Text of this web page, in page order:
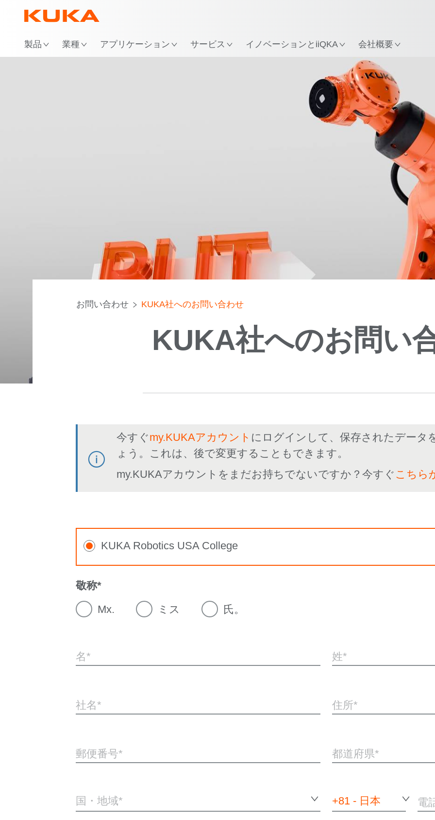
製品 業種 アプリケーション サービス イノベーションとiiQKA 会社概要
お問い合わせ KUKA社へのお問い合わせ
KUKA社へのお問い
今すぐmy.KUKAアカウント にログインして、保存されたデータ
ょう。これは、後で変更することもできます。
my.KUKAアカウントをまだお持ちでないですか？今すぐ こちら
KUKA Robotics USA College
敬称
Mx.
ミス 氏。
名 姓
社名 住所
郵便番号 都道府県
国・地域* +81 - 日本 電